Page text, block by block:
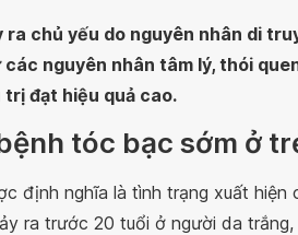
ra chủ yếu do nguyên nhân di
nguyên nhân tâm lý, thói
đạt hiệu quả cao.
tóc bạc sớm ở
định nghĩa là tình trạng xuất hiện
ra trước 20 tuổi ở người da